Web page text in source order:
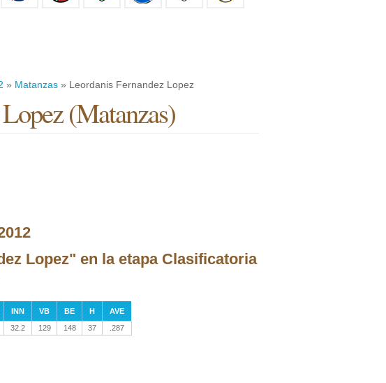
» Matanzas » Leordanis Fernandez Lopez
(Matanzas)
Lopez" en la etapa Clasificatoria
INN VB BE H
AVE
32.2 129 148 37 .287